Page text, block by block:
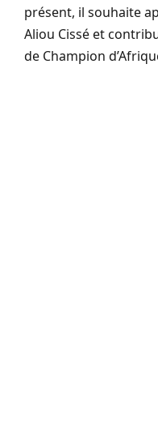
présent, il souhaite
Aliou Cissé et
de Champion